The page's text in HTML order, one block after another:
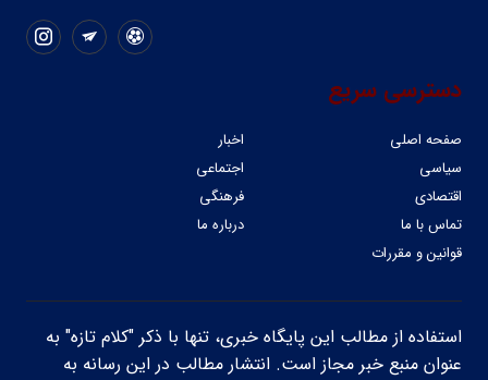
دسترسی سریع
صفحه اصلی
اخبار
سیاسی
اجتماعی
اقتصادی
فرهنگی
تماس با ما
درباره ما
قوانین و مقررات
استفاده از مطالب این پایگاه خبری، تنها با ذکر "کلام تازه" به
عنوان منبع خبر مجاز است. انتشار مطالب در این رسانه به